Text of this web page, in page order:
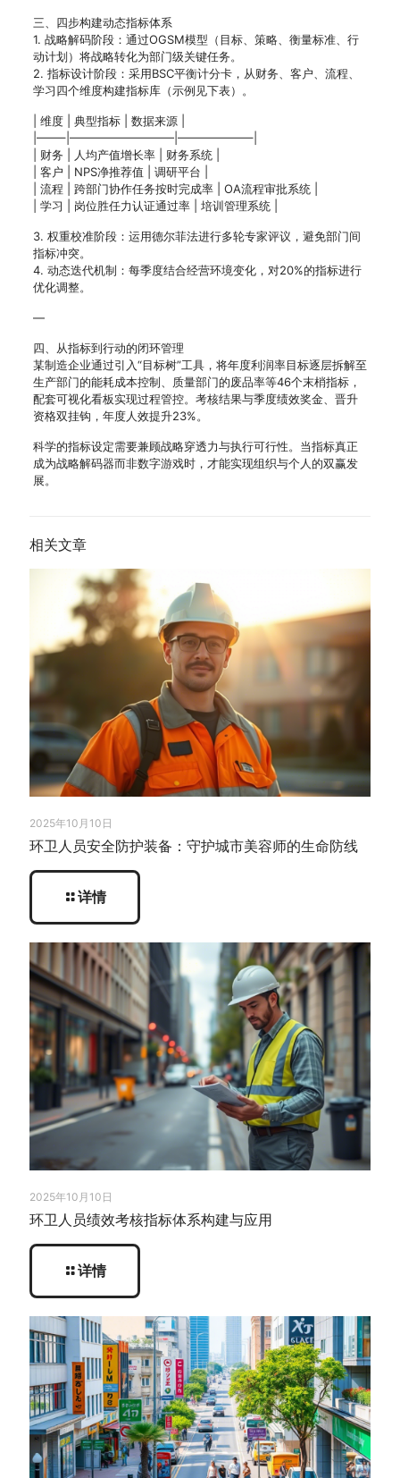
三、四步构建动态指标体系
1. 战略解码阶段：通过OGSM模型（目标、策略、衡量标准、行
动计划）将战略转化为部门级关键任务。
2. 指标设计阶段：采用BSC平衡计分卡，从财务、客户、流程、
学习四个维度构建指标库（示例见下表）。
| 维度 | 典型指标 | 数据来源 |
|——–|—————————|——————–|
| 财务 | 人均产值增长率 | 财务系统 |
| 客户 | NPS净推荐值 | 调研平台 |
| 流程 | 跨部门协作任务按时完成率 | OA流程审批系统 |
| 学习 | 岗位胜任力认证通过率 | 培训管理系统 |
3. 权重校准阶段：运用德尔菲法进行多轮专家评议，避免部门间
指标冲突。
4. 动态迭代机制：每季度结合经营环境变化，对20%的指标进行
优化调整。
—
四、从指标到行动的闭环管理
某制造企业通过引入“目标树”工具，将年度利润率目标逐层拆解至
生产部门的能耗成本控制、质量部门的废品率等46个末梢指标，
配套可视化看板实现过程管控。考核结果与季度绩效奖金、晋升
资格双挂钩，年度人效提升23%。
科学的指标设定需要兼顾战略穿透力与执行可行性。当指标真正
成为战略解码器而非数字游戏时，才能实现组织与个人的双赢发
展。
相关文章
2025年10月10日
环卫人员安全防护装备：守护城市美容师的生命防线
详情
2025年10月10日
环卫人员绩效考核指标体系构建与应用
详情